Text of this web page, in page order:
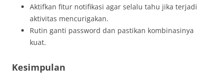
Aktifkan fitur notifikasi agar selalu tahu jika terjadi
aktivitas mencurigakan.
Rutin ganti password dan pastikan kombinasinya
kuat.
Kesimpulan